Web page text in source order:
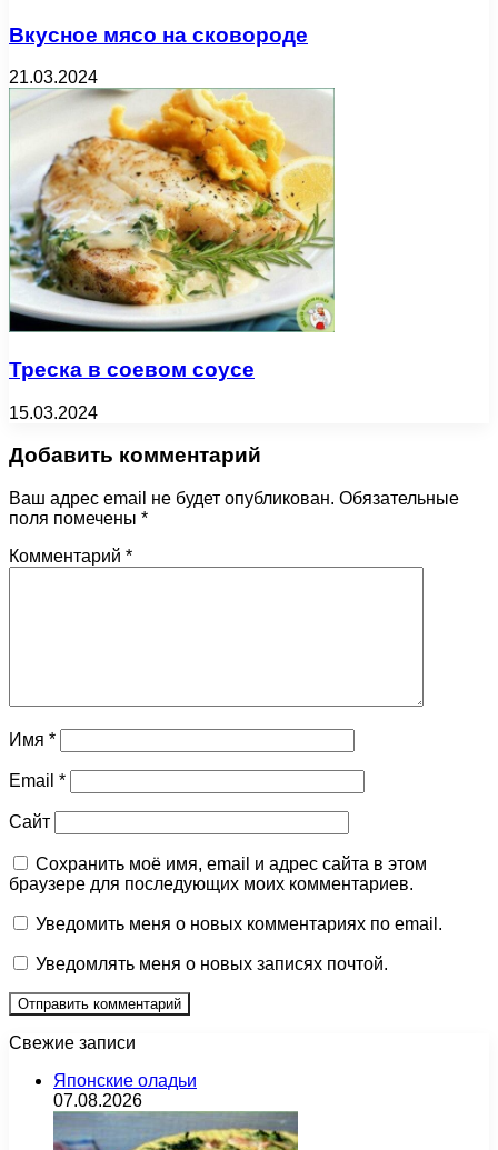
Вкусное мясо на сковороде
21.03.2024
Треска в соевом соусе
15.03.2024
Добавить комментарий
Ваш адрес email не будет опубликован. Обязательные
поля помечены *
Комментарий *
Имя *
Email *
Сайт
Сохранить моё имя, email и адрес сайта в этом
браузере для последующих моих комментариев.
Уведомить меня о новых комментариях по email.
Уведомлять меня о новых записях почтой.
Свежие записи
Японские оладьи
07.08.2026